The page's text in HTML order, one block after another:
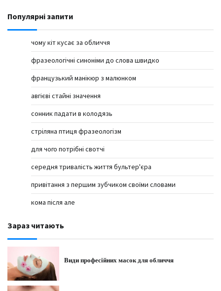
Популярні запити
чому кіт кусає за обличчя
фразеологічні синоніми до слова швидко
французький манікюр з малюнком
авгієві стайні значення
сонник падати в колодязь
стріляна птиця фразеологізм
для чого потрібні свотчі
середня тривалість життя бультер'єра
привітання з першим зубчиком своїми словами
кома після але
Зараз читають
Види професійних масок для обличчя